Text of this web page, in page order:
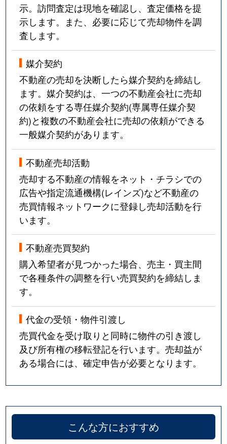
示。訪問査定は現地を確認し、査定価格を提
示します。また、必要に応じて売却物件を調
査します。
媒介契約
不動産の売却を決断したら媒介契約を締結し
ます。媒介契約は、一つの不動産会社に売却
の依頼をする専任媒介契約(専属専任媒介契
約)と複数の不動産会社に売却の依頼ができる
一般媒介契約があります。
不動産売却活動
売却する不動産の情報をネット・チラシでの
広告や指定流通機構(レインズ)など不動産の
売買情報ネットワークに登録し売却活動を行
います。
不動産売買契約
購入希望者が見つかった場合、売主・買主間
で各種条件の調整を行い売買契約を締結しま
す。
代金の受領・物件引渡し
売買代金を受け取りと同時に物件の引き渡し
及び所有権の移転登記を行います。売却益が
ある場合には、確定申告が必要となります。
こんな方におすすめ